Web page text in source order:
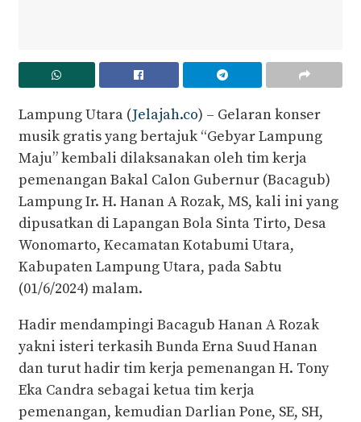
Lampung Utara (Jelajah.co) – Gelaran konser
musik gratis yang bertajuk “Gebyar Lampung
Maju” kembali dilaksanakan oleh tim kerja
pemenangan Bakal Calon Gubernur (Bacagub)
Lampung Ir. H. Hanan A Rozak, MS, kali ini yang
dipusatkan di Lapangan Bola Sinta Tirto, Desa
Wonomarto, Kecamatan Kotabumi Utara,
Kabupaten Lampung Utara, pada Sabtu
(01/6/2024) malam.
Hadir mendampingi Bacagub Hanan A Rozak
yakni isteri terkasih Bunda Erna Suud Hanan
dan turut hadir tim kerja pemenangan H. Tony
Eka Candra sebagai ketua tim kerja
pemenangan, kemudian Darlian Pone, SE, SH,